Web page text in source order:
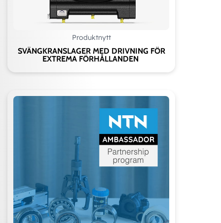
Produktnytt
SVÄNGKRANSLAGER MED DRIVNING FÖR
EXTREMA FÖRHÅLLANDEN